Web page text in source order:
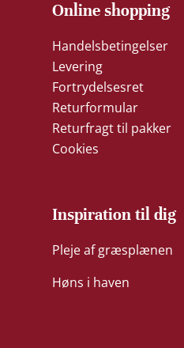
Online shopping
Handelsbetingelser
Levering
Fortrydelsesret
Returformular
Returfragt til pakker
Cookies
Inspiration til dig
Pleje af græsplænen
Høns i haven